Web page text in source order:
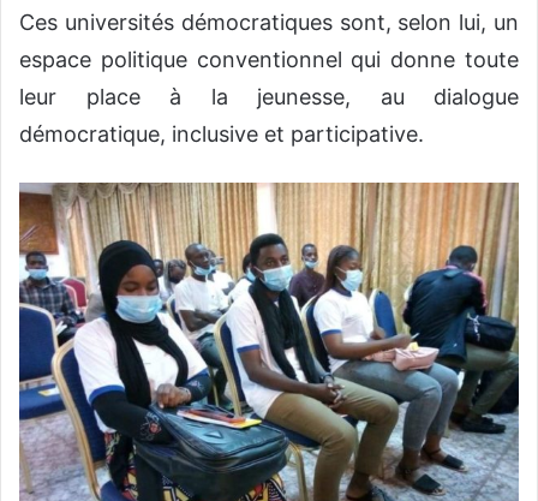
Ces universités démocratiques sont, selon lui, un
espace politique conventionnel qui donne toute
leur place à la jeunesse, au dialogue
démocratique, inclusive et participative.